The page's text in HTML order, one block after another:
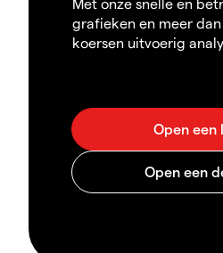
grafieken en meer
koersen uitvoerig